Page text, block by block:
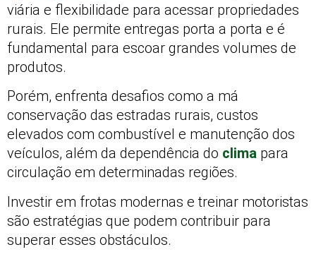
viária e flexibilidade para acessar propriedades
rurais. Ele permite entregas porta a porta e é
fundamental para escoar grandes volumes de
produtos.
Porém, enfrenta desafios como a má
conservação das estradas rurais, custos
elevados com combustível e manutenção dos
veículos, além da dependência do clima para
circulação em determinadas regiões.
Investir em frotas modernas e treinar motoristas
são estratégias que podem contribuir para
superar esses obstáculos.